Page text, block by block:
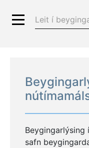
Beygingarlýsing
safn